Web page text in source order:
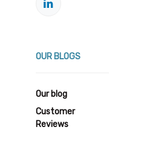
OUR BLOGS
Our blog
Customer
Reviews